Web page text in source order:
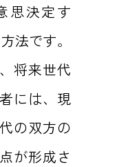
思決定す
法です。
将来世代
には、現
の双方の
が形成さ